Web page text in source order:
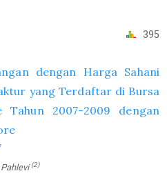
395
dengan Harga Sahani
yang Terdaftar di Bursa
Tahun 2007-2009 dengan
(2)